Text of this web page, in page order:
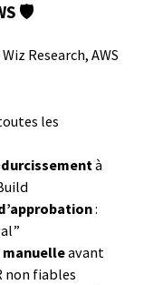
🛡️
Research, AWS
les
à
:
avant
non fiables